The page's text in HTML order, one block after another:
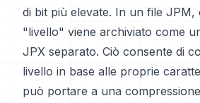
di bit più elevate. In un file JPM,
"livello" viene archiviato come
JPX separato. Ciò consente di
livello in base alle proprie
può portare a una